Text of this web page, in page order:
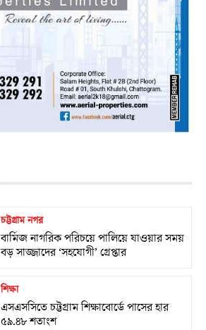
চট্টগ্রাম নগর
বার্মিজ নাগরিক পরিচয়ে পালিয়ে যাওয়ার সময়
বড় সাজ্জাদের ‘সহযোগী’ গ্রেপ্তার
শিক্ষা
এসএসসিতে চট্টগ্রাম শিক্ষাবোর্ডে পাসের হার
৫৯.৪৮ শতাংশ